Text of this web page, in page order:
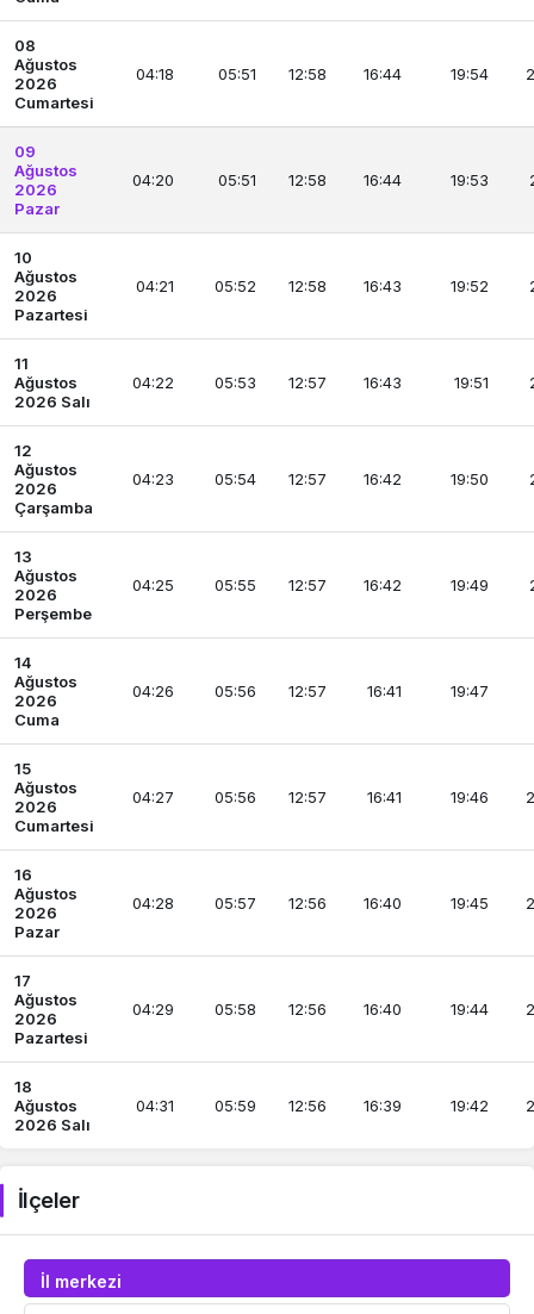
08
Ağustos
2026
Cumartesi
04:18 05:51 12:58 16:44 19:54
09
Ağustos
2026
Pazar
04:20 05:51 12:58 16:44 19:53
10
Ağustos
2026
Pazartesi
04:21 05:52 12:58 16:43 19:52
11
Ağustos
2026 Salı
04:22 05:53 12:57 16:43 19:51
12
Ağustos
2026
Çarşamba
04:23 05:54 12:57 16:42 19:50
13
Ağustos
2026
Perşembe
04:25 05:55 12:57 16:42 19:49
14
Ağustos
2026
Cuma
04:26 05:56 12:57 16:41 19:47
15
Ağustos
2026
Cumartesi
04:27 05:56 12:57 16:41 19:46
16
Ağustos
2026
Pazar
04:28 05:57 12:56 16:40 19:45
17
Ağustos
2026
Pazartesi
04:29 05:58 12:56 16:40 19:44
18
Ağustos
2026 Salı
04:31 05:59 12:56 16:39 19:42
İlçeler
İl merkezi